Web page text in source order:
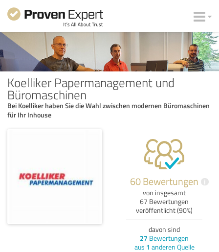
Koelliker Papermanagement und
Büromaschinen
Bei Koelliker haben Sie die Wahl zwischen modernen Büromaschinen
für Ihr Inhouse
60 Bewertungen i
von insgesamt
67 Bewertungen
veröffentlicht (90%)
davon sind
27 Bewertungen
aus 1 anderen Quelle